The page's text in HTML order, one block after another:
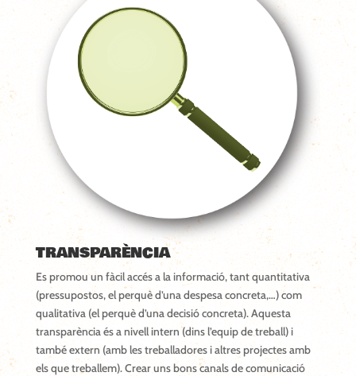
TRANSPARÈNCIA
Es promou un fàcil accés a la informació, tant quantitativa
(pressupostos, el perquè d’una despesa concreta,…) com
qualitativa (el perquè d’una decisió concreta). Aquesta
transparència és a nivell intern (dins l’equip de treball) i
també extern (amb les treballadores i altres projectes amb
els que treballem). Crear uns bons canals de comunicació